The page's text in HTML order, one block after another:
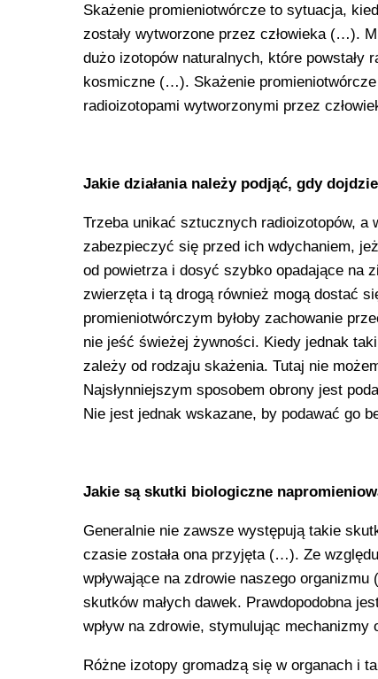
Skażenie promieniotwórcze to sytuacja,
zostały wytworzone przez człowieka (…).
dużo izotopów naturalnych, które powstały
kosmiczne (…). Skażenie
radioizotopami wytworzonymi przez
Jakie działania należy podjąć, gdy
Trzeba unikać sztucznych radioizotopów,
zabezpieczyć się przed ich wdychaniem,
od powietrza i dosyć szybko opadające na
zwierzęta i tą drogą również mogą dostać
promieniotwórczym byłoby zachowanie
nie jeść świeżej żywności. Kiedy jednak
zależy od rodzaju skażenia. Tutaj nie
Najsłynniejszym sposobem obrony jest
Nie jest jednak wskazane, by podawać go
Jakie są skutki biologiczne
Generalnie nie zawsze występują takie
czasie została ona przyjęta (…). Ze
wpływające na zdrowie naszego
skutków małych dawek. Prawdopodobna
wpływ na zdrowie, stymulując
Różne izotopy gromadzą się w organach i